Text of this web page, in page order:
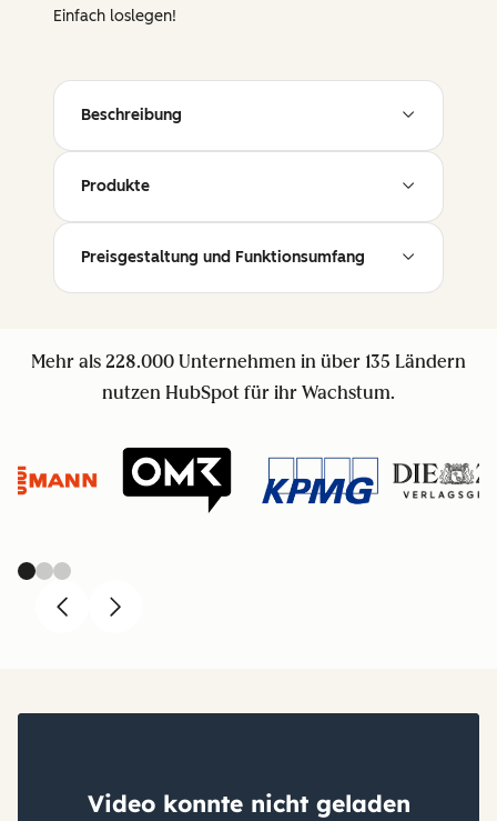
Einfach loslegen!
Beschreibung
Produkte
Preisgestaltung und Funktionsumfang
Mehr als 228.000 Unternehmen in über 135 Ländern
nutzen HubSpot für ihr Wachstum.
PreviousNext